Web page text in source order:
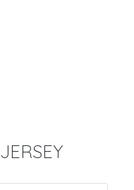
JERSEY